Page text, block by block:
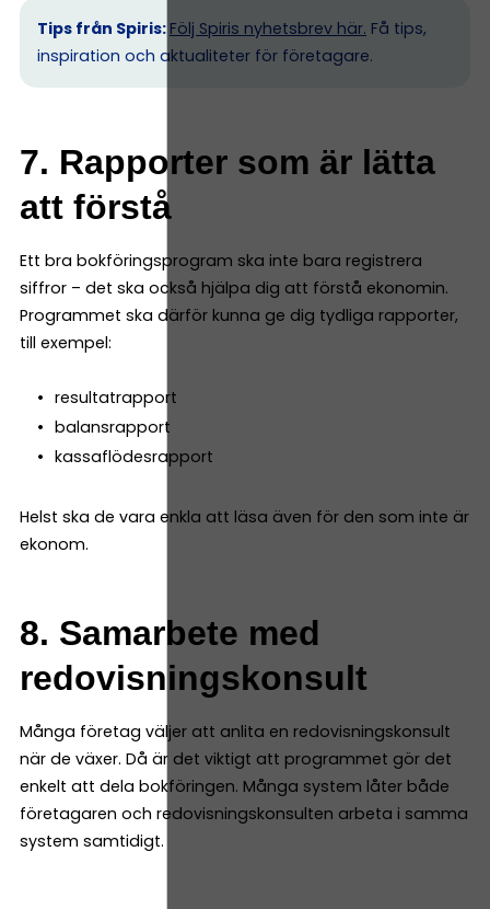
Tips från Spiris: Följ Spiris nyhetsbrev här. Få tips,
inspiration och aktualiteter för företagare.
7. Rapporter som är lätta
att förstå
Ett bra bokföringsprogram ska inte bara registrera
siffror – det ska också hjälpa dig att förstå ekonomin.
Programmet ska därför kunna ge dig tydliga rapporter,
till exempel:
resultatrapport
balansrapport
kassaflödesrapport
Helst ska de vara enkla att läsa även för den som inte är
ekonom.
8. Samarbete med
redovisningskonsult
Många företag väljer att anlita en redovisningskonsult
när de växer. Då är det viktigt att programmet gör det
enkelt att dela bokföringen. Många system låter både
företagaren och redovisningskonsulten arbeta i samma
system samtidigt.